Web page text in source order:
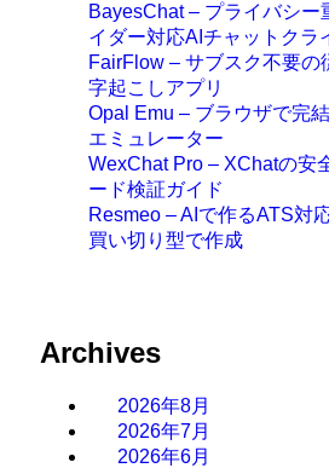
BayesChat – プライバシー
イダー対応AIチャットクラ
FairFlow – サブスク不要の
字起こしアプリ
Opal Emu – ブラウザで完
エミュレーター
WexChat Pro – XChatの安
ード検証ガイド
Resmeo – AIで作るATS対
買い切り型で作成
Archives
2026年8月
2026年7月
2026年6月